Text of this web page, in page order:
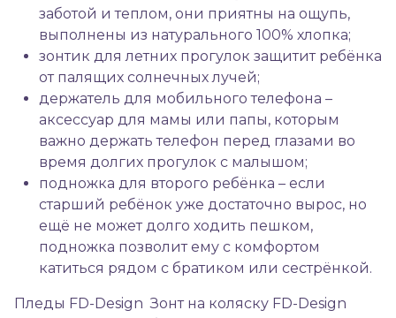
заботой и теплом, они приятны на ощупь,
выполнены из натурального 100% хлопка;
зонтик для летних прогулок защитит ребёнка
от палящих солнечных лучей;
держатель для мобильного телефона –
аксессуар для мамы или папы, которым
важно держать телефон перед глазами во
время долгих прогулок с малышом;
подножка для второго ребёнка – если
старший ребёнок уже достаточно вырос, но
ещё не может долго ходить пешком,
подножка позволит ему с комфортом
катиться рядом с братиком или сестрёнкой.
Пледы FD-Design Зонт на коляску FD-Design